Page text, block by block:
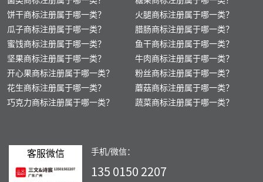
饼干商标注册属于哪一类？
瓜子商标注册属于哪一类？
蜜饯商标注册属于哪一类？
坚果商标注册属于哪一类？
开心果商标注册属于哪一类？
花生商标注册属于哪一类？
巧克力商标注册属于哪一类？
火腿商标注册属于哪一类？
腊肠商标注册属于哪一类？
鱼干商标注册属于哪一类？
牛肉商标注册属于哪一类？
粉丝商标注册属于哪一类？
蘑菇商标注册属于哪一类？
蔬菜商标注册属于哪一类？
客服微信 手机/微信：
135 0150 2207